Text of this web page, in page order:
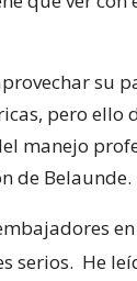
su
pero ello
manejo
de Belaunde.
serios. He